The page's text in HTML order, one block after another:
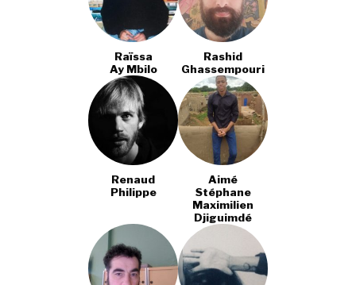
Raïssa
Ay Mbilo
Rashid
Ghassempouri
Renaud
Philippe
Aimé
Stéphane
Maximilien
Djiguimdé